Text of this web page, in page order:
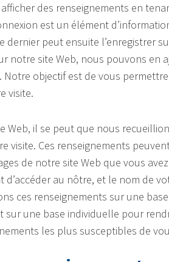
des renseignements en
est un élément
dernier peut ensuite l’enregistrer
notre site Web, nous pouvons en
objectif est de vous
visite.
Web, il se peut que nous
visite. Ces renseignements
de notre site Web que vous
d’accéder au nôtre, et le nom de
ces renseignements sur une
sur une base individuelle pour
les plus susceptibles de